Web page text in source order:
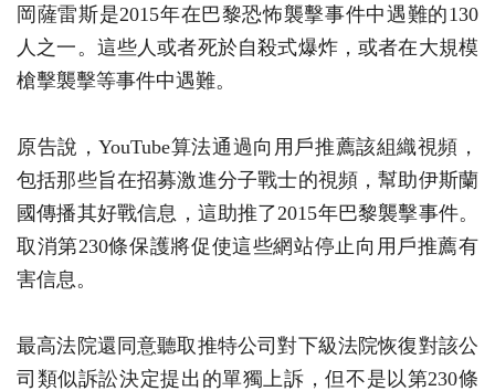
岡薩雷斯是2015年在巴黎恐怖襲擊事件中遇難的130
人之一。這些人或者死於自殺式爆炸，或者在大規模
槍擊襲擊等事件中遇難。
原告說，YouTube算法通過向用戶推薦該組織視頻，
包括那些旨在招募激進分子戰士的視頻，幫助伊斯蘭
國傳播其好戰信息，這助推了2015年巴黎襲擊事件。
取消第230條保護將促使這些網站停止向用戶推薦有
害信息。
最高法院還同意聽取推特公司對下級法院恢復對該公
司類似訴訟決定提出的單獨上訴，但不是以第230條